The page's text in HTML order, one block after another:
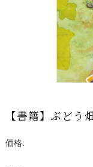
【書籍】ぶどう
価格: